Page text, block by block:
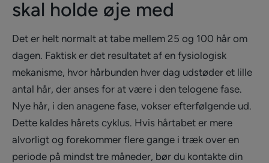
skal holde øje med
Det er helt normalt at tabe mellem 25 og 100 hår om
dagen. Faktisk er det resultatet af en fysiologisk
mekanisme, hvor hårbunden hver dag udstøder et lille
antal hår, der anses for at være i den telogene fase.
Nye hår, i den anagene fase, vokser efterfølgende ud.
Dette kaldes hårets cyklus. Hvis hårtabet er mere
alvorligt og forekommer flere gange i træk over en
periode på mindst tre måneder, bør du kontakte din